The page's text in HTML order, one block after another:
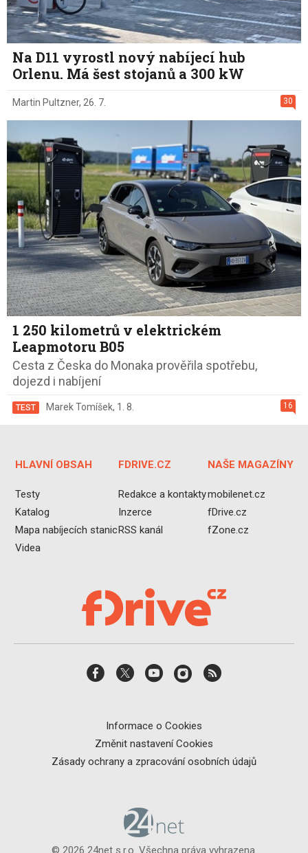
Na D11 vyrostl nový nabíjecí hub
Orlenu. Má šest stojanů a 300 kW
30
Martin Pultzner, 26. 7.
1 250 kilometrů v elektrickém
Leapmotoru B05
Cesta z Česka do Monaka prověřila spotřebu,
dojezd i nabíjení
16
TEST Marek Tomíšek, 1. 8.
HLAVNÍ OBSAH
Testy
Katalog
Mapa nabíjecích stanic
Videa
FDRIVE.CZ
Redakce a kontakty
Inzerce
RSS kanál
NAŠE MAGAZÍNY
mobilenet.cz
fDrive.cz
fZone.cz
Informace o Cookies
Změnit nastavení Cookies
Zásady ochrany a zpracování osobních údajů
© 2026 24net s.r.o. Všechna práva vyhrazena.